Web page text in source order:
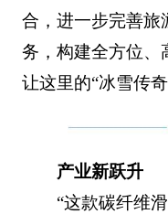
合，进一步完善旅
务，构建全方位、
让这里的“冰雪传
产业新跃升
“这款碳纤维